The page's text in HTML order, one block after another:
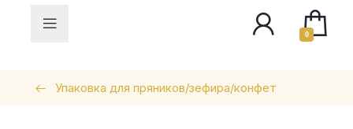
0
Упаковка для пряников/зефира/конфет